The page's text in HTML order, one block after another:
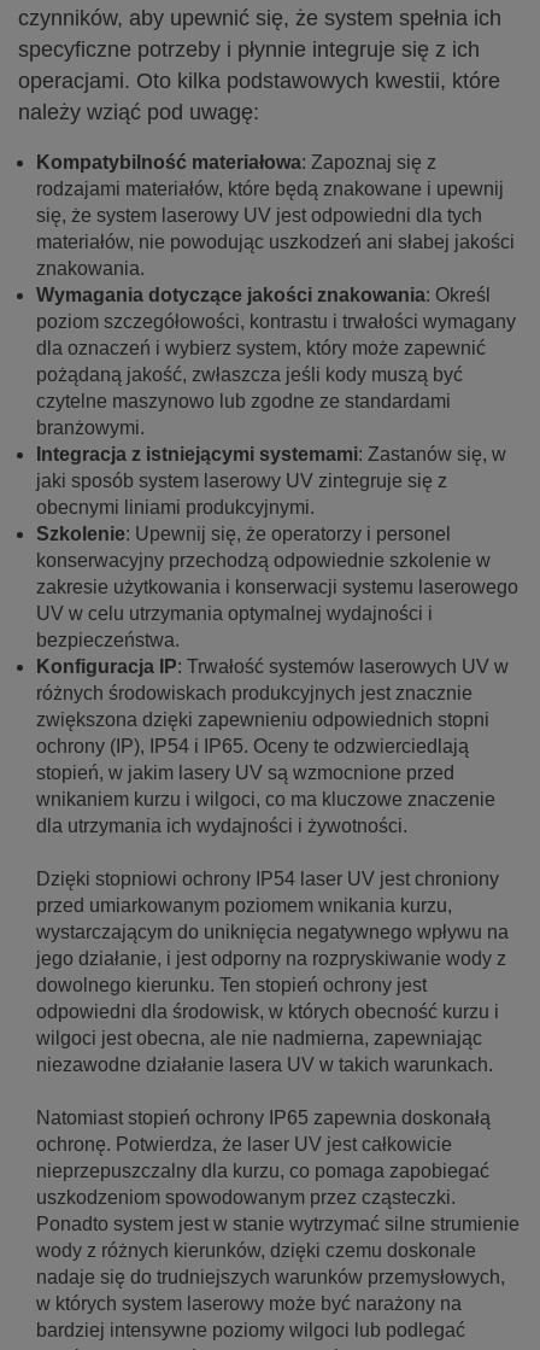
czynników, aby upewnić się, że system spełnia ich
specyficzne potrzeby i płynnie integruje się z ich
operacjami. Oto kilka podstawowych kwestii, które
należy wziąć pod uwagę:
Kompatybilność materiałowa: Zapoznaj się z
rodzajami materiałów, które będą znakowane i upewnij
się, że system laserowy UV jest odpowiedni dla tych
materiałów, nie powodując uszkodzeń ani słabej jakości
znakowania.
Wymagania dotyczące jakości znakowania: Określ
poziom szczegółowości, kontrastu i trwałości wymagany
dla oznaczeń i wybierz system, który może zapewnić
pożądaną jakość, zwłaszcza jeśli kody muszą być
czytelne maszynowo lub zgodne ze standardami
branżowymi.
Integracja z istniejącymi systemami: Zastanów się, w
jaki sposób system laserowy UV zintegruje się z
obecnymi liniami produkcyjnymi.
Szkolenie: Upewnij się, że operatorzy i personel
konserwacyjny przechodzą odpowiednie szkolenie w
zakresie użytkowania i konserwacji systemu laserowego
UV w celu utrzymania optymalnej wydajności i
bezpieczeństwa.
Konfiguracja IP: Trwałość systemów laserowych UV w
różnych środowiskach produkcyjnych jest znacznie
zwiększona dzięki zapewnieniu odpowiednich stopni
ochrony (IP), IP54 i IP65. Oceny te odzwierciedlają
stopień, w jakim lasery UV są wzmocnione przed
wnikaniem kurzu i wilgoci, co ma kluczowe znaczenie
dla utrzymania ich wydajności i żywotności.
Dzięki stopniowi ochrony IP54 laser UV jest chroniony
przed umiarkowanym poziomem wnikania kurzu,
wystarczającym do uniknięcia negatywnego wpływu na
jego działanie, i jest odporny na rozpryskiwanie wody z
dowolnego kierunku. Ten stopień ochrony jest
odpowiedni dla środowisk, w których obecność kurzu i
wilgoci jest obecna, ale nie nadmierna, zapewniając
niezawodne działanie lasera UV w takich warunkach.
Natomiast stopień ochrony IP65 zapewnia doskonałą
ochronę. Potwierdza, że laser UV jest całkowicie
nieprzepuszczalny dla kurzu, co pomaga zapobiegać
uszkodzeniom spowodowanym przez cząsteczki.
Ponadto system jest w stanie wytrzymać silne strumienie
wody z różnych kierunków, dzięki czemu doskonale
nadaje się do trudniejszych warunków przemysłowych,
w których system laserowy może być narażony na
bardziej intensywne poziomy wilgoci lub podlegać